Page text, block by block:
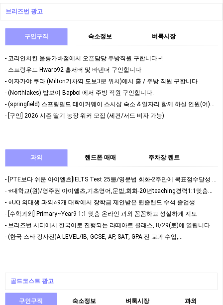
브리즈번 광고
구인구직 숙소정보 벼룩시장
- 코리안치킨 울릉가바점에서 오픈담당 주방직원 구합니다~!
- 스프링우드 Hwaro92 홀서버 및 바텐더 구인합니다
- 이자카야 쿠라 (Milton기차역 도보3분 위치)에서 홀 / 주방 직원 구합니다
- (Northlakes) 밥보이 Bapboi 에서 주방 직원 구인합니다.
- (springfield) 스프링필드 테이커웨이 스시샵 숙소 & 일자리 함께 하실 인원(여)…
- [구인] 2026 시즌 딸기 농장 워커 모집 (세컨/서드 비자 가능)
과외 핸드폰 매매 주차장 렌트
- ⭐️UQ 의대생 과외⭐️9개 대학에서 장학금 제안받은 퀸즐랜드 수석 졸업생
- [수학과외] Primary~Year9 1:1 맞춤 온라인 과외 꼼꼼하고 성실하게 지도
- 브리즈번 시티에서 한국어로 진행되는 라떼아트 클래스, 8/29(토)에 열립니다
- (한국 스타 강사진)A-LEVEL/IB, GCSE, AP, SAT, GPA 전 교과 수업,…
골드코스트 광고
구인구직 숙소정보 벼룩시장 과외